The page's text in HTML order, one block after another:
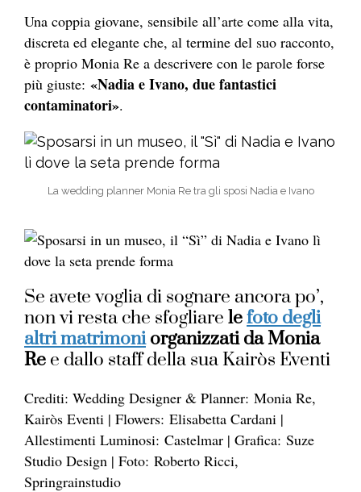
Una coppia giovane, sensibile all’arte come alla vita,
discreta ed elegante che, al termine del suo racconto,
è proprio Monia Re a descrivere con le parole forse
più giuste: «Nadia e Ivano, due fantastici
contaminatori».
La wedding planner Monia Re tra gli sposi Nadia e Ivano
Se avete voglia di sognare ancora po’,
non vi resta che sfogliare lefoto degli
altri matrimoniorganizzati da Monia
Re e dallo staff della sua Kairòs Eventi
Crediti: Wedding Designer & Planner: Monia Re,
Kairòs Eventi | Flowers: Elisabetta Cardani |
Allestimenti Luminosi: Castelmar | Grafica: Suze
Studio Design | Foto: Roberto Ricci,
Springrainstudio